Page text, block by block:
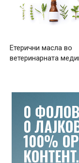
Етерични масла во
ветеринарната